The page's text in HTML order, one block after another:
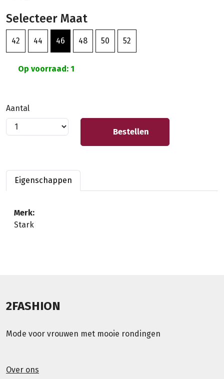
Selecteer Maat
42 44 46 48 50 52
Op voorraad: 1
Aantal
Bestellen
Eigenschappen
Merk:
Stark
2FASHION
Mode voor vrouwen met mooie rondingen
Over ons